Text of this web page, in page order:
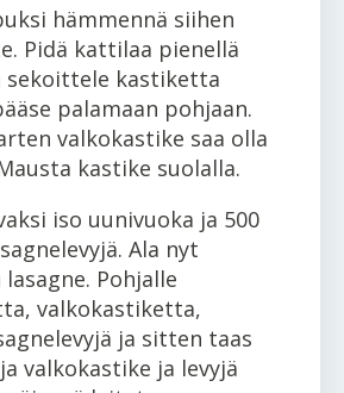
hämmennä siihen
Pidä kattilaa pienellä
sekoittele kastiketta
palamaan pohjaan.
valkokastike saa olla
kastike suolalla.
iso uunivuoka ja 500
Ala nyt
Pohjalle
valkokastiketta,
ja sitten taas
valkokastike ja levyjä